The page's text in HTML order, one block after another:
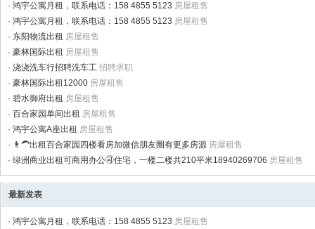
· 鸿宇公寓月租，联系电话：158 4855 5123 房屋租售
· 鸿宇公寓月租，联系电话：158 4855 5123 房屋租售
· 东阳物流出租 房屋租售
· 豪林国际出租 房屋租售
· 浇浇洗车行招聘洗车工 招聘求职
· 豪林国际出租12000 房屋租售
· 碧水御府出租 房屋租售
· 百合家园单间出租 房屋租售
· 鸿宇公寓A座出租 房屋租售
· 👨‍🦱出租百合家园四楼看房加微信朋友圈有更多房源 房屋租售
· 绿洲商业出租可商用办公🉑住宅，一楼二楼共210平米18940269706 房屋租售
最新发表
· 鸿宇公寓月租，联系电话：158 4855 5123 房屋租售